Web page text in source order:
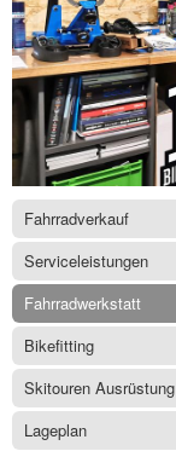
Fahrradverkauf
Serviceleistungen
Fahrradwerkstatt
Bikefitting
Skitouren Ausrüstung
Lageplan